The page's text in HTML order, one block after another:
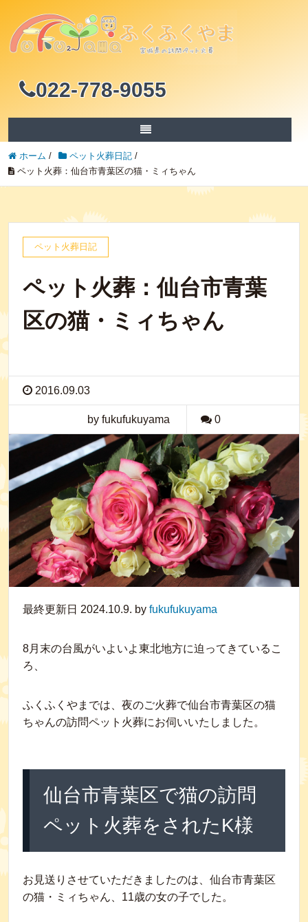
022-778-9055
ホーム / ペット火葬日記 /
ペット火葬：仙台市青葉区の猫・ミィちゃん
ペット火葬日記
ペット火葬：仙台市青葉
区の猫・ミィちゃん
2016.09.03
by fukufukuyama 0
最終更新日 2024.10.9. by fukufukuyama
8月末の台風がいよいよ東北地方に迫ってきているこ
ろ、
ふくふくやまでは、夜のご火葬で仙台市青葉区の猫
ちゃんの訪問ペット火葬にお伺いいたしました。
仙台市青葉区で猫の訪問
ペット火葬をされたK様
お見送りさせていただきましたのは、仙台市青葉区
の猫・ミィちゃん、11歳の女の子でした。